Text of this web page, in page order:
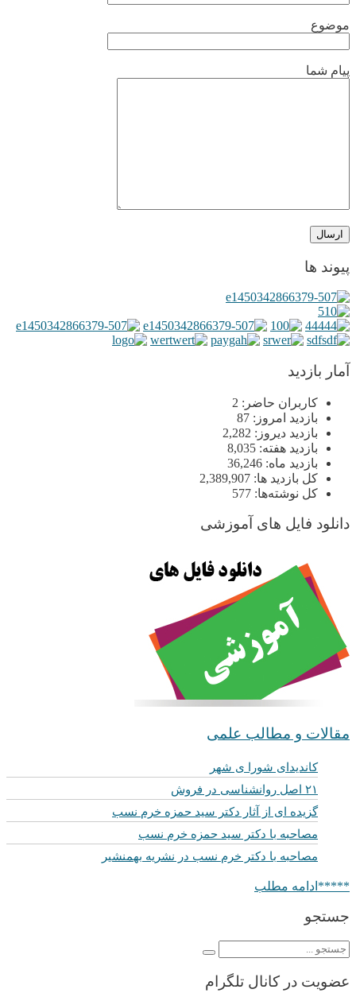
موضوع
پیام شما
پیوند ها
آمار بازدید
کاربران حاضر: 2
بازدید امروز: 87
بازدید دیروز: 2,282
بازدید هفته: 8,035
بازدید ماه: 36,246
کل بازدید ها: 2,389,907
کل نوشته‌ها: 577
دانلود فایل های آموزشی
مقالات و مطالب علمی
کاندیدای شورا ی شهر
۲۱ اصل روانشناسی در فروش
گزیده ای از آثار دکتر سید حمزه خرم نسب
مصاحبه با دکتر سید حمزه خرم نسب
مصاحبه با دکتر خرم نسب در نشریه بهمنشیر
*****ادامه مطلب
جستجو
عضویت در کانال تلگرام